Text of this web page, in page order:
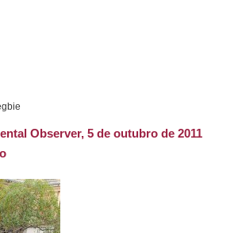
Observer, 5 de outubro de 2011